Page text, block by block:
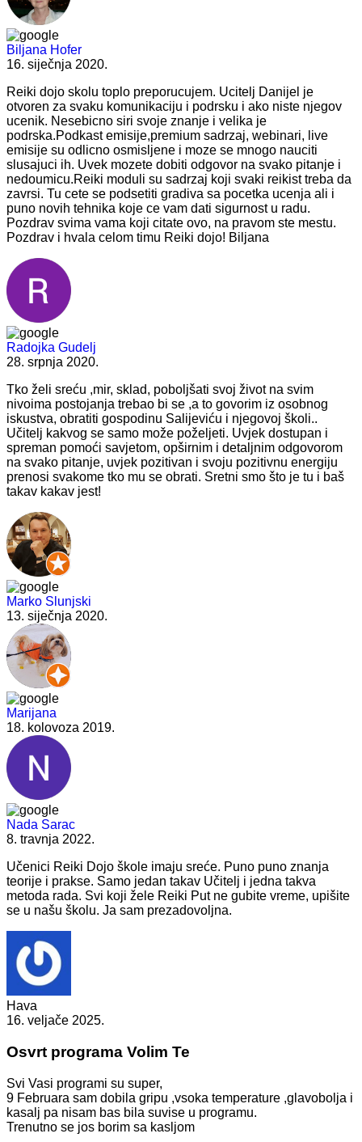
Biljana Hofer
16. siječnja 2020.
Reiki dojo skolu toplo preporucujem. Ucitelj Danijel je
otvoren za svaku komunikaciju i podrsku i ako niste njegov
ucenik. Nesebicno siri svoje znanje i velika je
podrska.Podkast emisije,premium sadrzaj, webinari, live
emisije su odlicno osmisljene i moze se mnogo nauciti
slusajuci ih. Uvek mozete dobiti odgovor na svako pitanje i
nedoumicu.Reiki moduli su sadrzaj koji svaki reikist treba da
zavrsi. Tu cete se podsetiti gradiva sa pocetka ucenja ali i
puno novih tehnika koje ce vam dati sigurnost u radu.
Pozdrav svima vama koji citate ovo, na pravom ste mestu.
Pozdrav i hvala celom timu Reiki dojo! Biljana
Radojka Gudelj
28. srpnja 2020.
Tko želi sreću ,mir, sklad, poboljšati svoj život na svim
nivoima postojanja trebao bi se ,a to govorim iz osobnog
iskustva, obratiti gospodinu Salijeviću i njegovoj školi..
Učitelj kakvog se samo može poželjeti. Uvjek dostupan i
spreman pomoći savjetom, opširnim i detaljnim odgovorom
na svako pitanje, uvjek pozitivan i svoju pozitivnu energiju
prenosi svakome tko mu se obrati. Sretni smo što je tu i baš
takav kakav jest!
Marko Slunjski
13. siječnja 2020.
Marijana
18. kolovoza 2019.
Nada Sarac
8. travnja 2022.
Učenici Reiki Dojo škole imaju sreće. Puno puno znanja
teorije i prakse. Samo jedan takav Učitelj i jedna takva
metoda rada. Svi koji žele Reiki Put ne gubite vreme, upišite
se u našu školu. Ja sam prezadovoljna.
Hava
16. veljače 2025.
Osvrt programa Volim Te
Svi Vasi programi su super,
9 Februara sam dobila gripu ,vsoka temperature ,glavobolja i
kasalj pa nisam bas bila suvise u programu.
Trenutno se jos borim sa kasljom